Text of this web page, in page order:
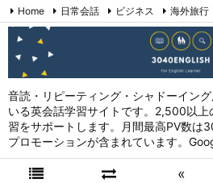
音読・リピーティング・シャドーイン
いる英会話学習サイトです。2,500以
習をサポートします。月間最高PV数は
プロモーションが含まれています。
«
Home 日常会話 ビジネス 海外旅行
英会話表現 (日本語→英語)
お問い合わせ